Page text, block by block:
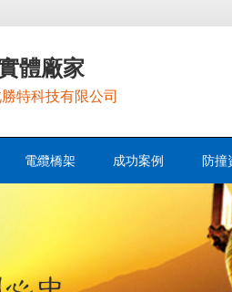
體廠家
特科技有限公司
電纜橋架 成功案例 防撞